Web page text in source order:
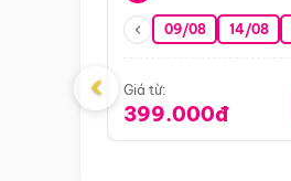
09/08 14/08
Giá từ:
399.000đ
‹